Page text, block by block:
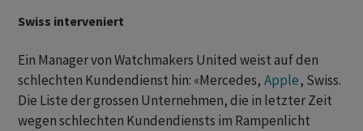
Swiss interveniert
Ein Manager von Watchmakers United weist auf den
schlechten Kundendienst hin: «Mercedes, Apple, Swiss.
Die Liste der grossen Unternehmen, die in letzter Zeit
wegen schlechten Kundendiensts im Rampenlicht